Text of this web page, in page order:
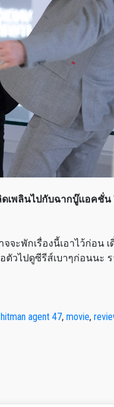
เพลินไปกับฉากบู๊แอคชั่น
ะพักเรื่องนี้เอาไว้ก่อน เ
ตัวไปดูซีรีส์เบาๆก่อนนะ
hitman agent 47, movie,